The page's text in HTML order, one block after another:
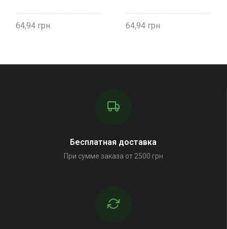
64,94 64,94
Бесплатная доставка
При сумме заказа от 2500 грн